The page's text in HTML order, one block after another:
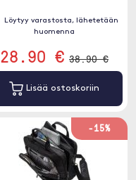
Löytyy varastosta, lähetetään
huomenna
28.90 € 38.90 €
Lisää ostoskoriin
-15%